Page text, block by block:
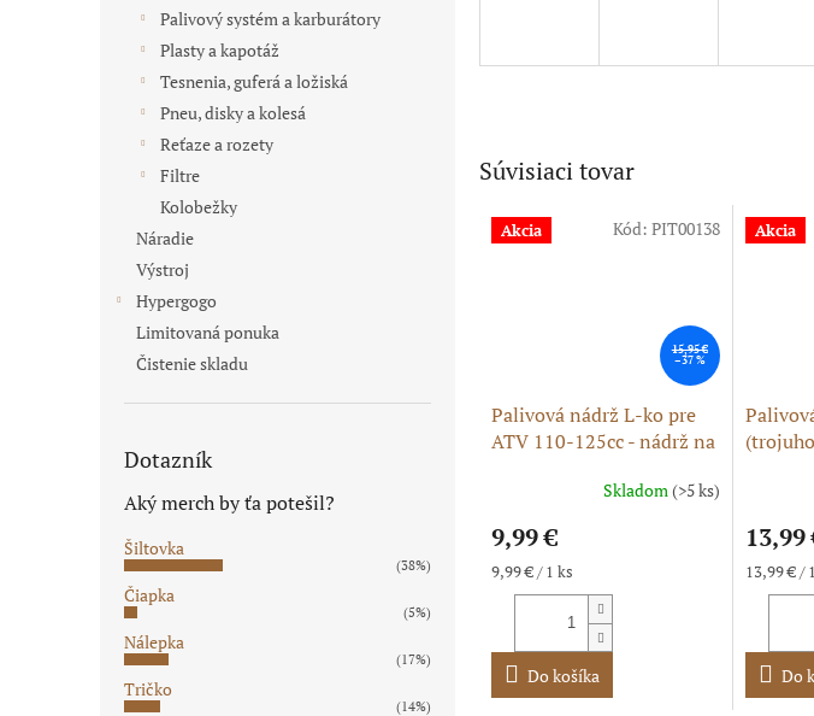
Palivový systém a karburátory
Plasty a kapotáž
Tesnenia, guferá a ložiská
Pneu, disky a kolesá
Reťaze a rozety
Filtre
Kolobežky
Náradie
Výstroj
Hypergogo
Limitovaná ponuka
Čistenie skladu
Dotazník
Aký merch by ťa potešil?
Šiltovka
(38%)
Čiapka
(5%)
Nálepka
(17%)
Tričko
(14%)
Súvisiaci tovar
Akcia
15,95 €
–37 %
Palivová nádrž L-ko pre
ATV 110-125cc - nádrž na
Skladom(>5 ks)
9,99 €
Jednotková
cena:
9,99 € / 1 ks
Do košíka
Kód: PIT00138 Akcia
produktu
je
5,0
13,99
cena:
13,99 € /
Do